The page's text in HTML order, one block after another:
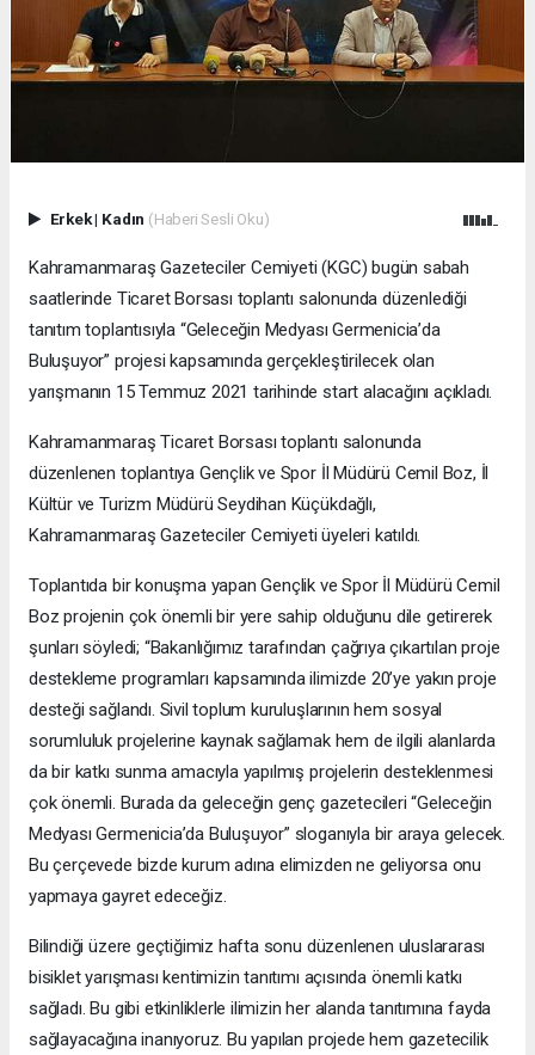
Erkek| Kadın (Haberi Sesli Oku)
Kahramanmaraş Gazeteciler Cemiyeti (KGC) bugün sabah
saatlerinde Ticaret Borsası toplantı salonunda düzenlediği
tanıtım toplantısıyla “Geleceğin Medyası Germenicia’da
Buluşuyor” projesi kapsamında gerçekleştirilecek olan
yarışmanın 15 Temmuz 2021 tarihinde start alacağını açıkladı.
Kahramanmaraş Ticaret Borsası toplantı salonunda
düzenlenen toplantıya Gençlik ve Spor İl Müdürü Cemil Boz, İl
Kültür ve Turizm Müdürü Seydihan Küçükdağlı,
Kahramanmaraş Gazeteciler Cemiyeti üyeleri katıldı.
Toplantıda bir konuşma yapan Gençlik ve Spor İl Müdürü Cemil
Boz projenin çok önemli bir yere sahip olduğunu dile getirerek
şunları söyledi; “Bakanlığımız tarafından çağrıya çıkartılan proje
destekleme programları kapsamında ilimizde 20’ye yakın proje
desteği sağlandı. Sivil toplum kuruluşlarının hem sosyal
sorumluluk projelerine kaynak sağlamak hem de ilgili alanlarda
da bir katkı sunma amacıyla yapılmış projelerin desteklenmesi
çok önemli. Burada da geleceğin genç gazetecileri “Geleceğin
Medyası Germenicia’da Buluşuyor” sloganıyla bir araya gelecek.
Bu çerçevede bizde kurum adına elimizden ne geliyorsa onu
yapmaya gayret edeceğiz.
Bilindiği üzere geçtiğimiz hafta sonu düzenlenen uluslararası
bisiklet yarışması kentimizin tanıtımı açısında önemli katkı
sağladı. Bu gibi etkinliklerle ilimizin her alanda tanıtımına fayda
sağlayacağına inanıyoruz. Bu yapılan projede hem gazetecilik